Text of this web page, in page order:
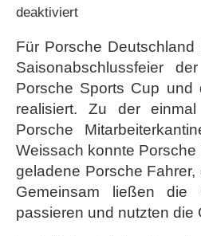
deaktiviertfür
Porsche
Sports
mit
MCI
Für Porsche
Saisonabschlussfeier
Porsche Sports Cup und
realisiert. Zu der
Porsche
Weissach konnte
geladene Porsche
Gemeinsam ließen die
passieren und nutzten